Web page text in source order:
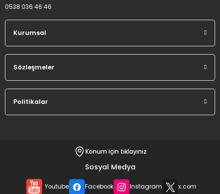
0538 036 46 46
Kurumsal
Sözleşmeler
Politikalar
Konum için tıklayınız
Sosyal Medya
Youtube Facebook Instagram x.com